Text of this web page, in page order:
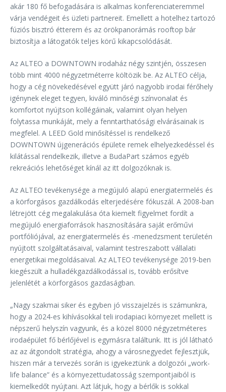
akár 180 fő befogadására is alkalmas konferenciateremmel
várja vendégeit és üzleti partnereit. Emellett a hotelhez tartozó
fúziós bisztró étterem és az örökpanorámás rooftop bár
biztosítja a látogatók teljes körű kikapcsolódását.
Az ALTEO a DOWNTOWN irodaház négy szintjén, összesen
több mint 4000 négyzetméterre költözik be. Az ALTEO célja,
hogy a cég növekedésével együtt járó nagyobb irodai férőhely
igénynek eleget tegyen, kiváló minőségi színvonalat és
komfortot nyújtson kollégáinak, valamint olyan helyen
folytassa munkáját, mely a fenntarthatósági elvárásainak is
megfelel. A LEED Gold minősítéssel is rendelkező
DOWNTOWN újgenerációs épülete remek elhelyezkedéssel és
kilátással rendelkezik, illetve a BudaPart számos egyéb
rekreációs lehetőséget kínál az itt dolgozóknak is.
Az ALTEO tevékenysége a megújuló alapú energiatermelés és
a körforgásos gazdálkodás elterjedésére fókuszál. A 2008-ban
létrejött cég megalakulása óta kiemelt figyelmet fordít a
megújuló energiaforrások hasznosítására saját erőművi
portfóliójával, az energiatermelés és -menedzsment területén
nyújtott szolgáltatásaival, valamint testreszabott vállalati
energetikai megoldásaival. Az ALTEO tevékenysége 2019-ben
kiegészült a hulladékgazdálkodással is, tovább erősítve
jelenlétét a körforgásos gazdaságban.
„Nagy szakmai siker és egyben jó visszajelzés is számunkra,
hogy a 2024-es kihívásokkal teli irodapiaci környezet mellett is
népszerű helyszín vagyunk, és a közel 8000 négyzetméteres
irodaépület fő bérlőjével is egymásra találtunk. Itt is jól látható
az az átgondolt stratégia, ahogy a városnegyedet fejlesztjük,
hiszen már a tervezés során is igyekeztünk a dolgozói „work-
life balance” és a környezettudatosság szempontjaiból is
kiemelkedőt nyújtani. Azt látjuk, hogy a bérlők is sokkal